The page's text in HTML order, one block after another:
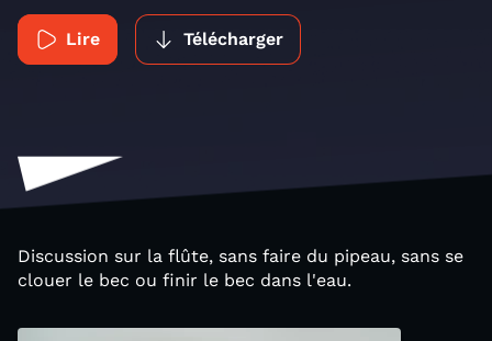
Lire Télécharger
Discussion sur la flûte, sans faire du pipeau, sans se
clouer le bec ou finir le bec dans l'eau.